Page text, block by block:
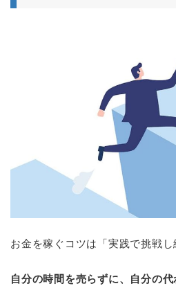
お金を稼ぐコツは「実践で挑戦し
自分の時間を売らずに、自分の